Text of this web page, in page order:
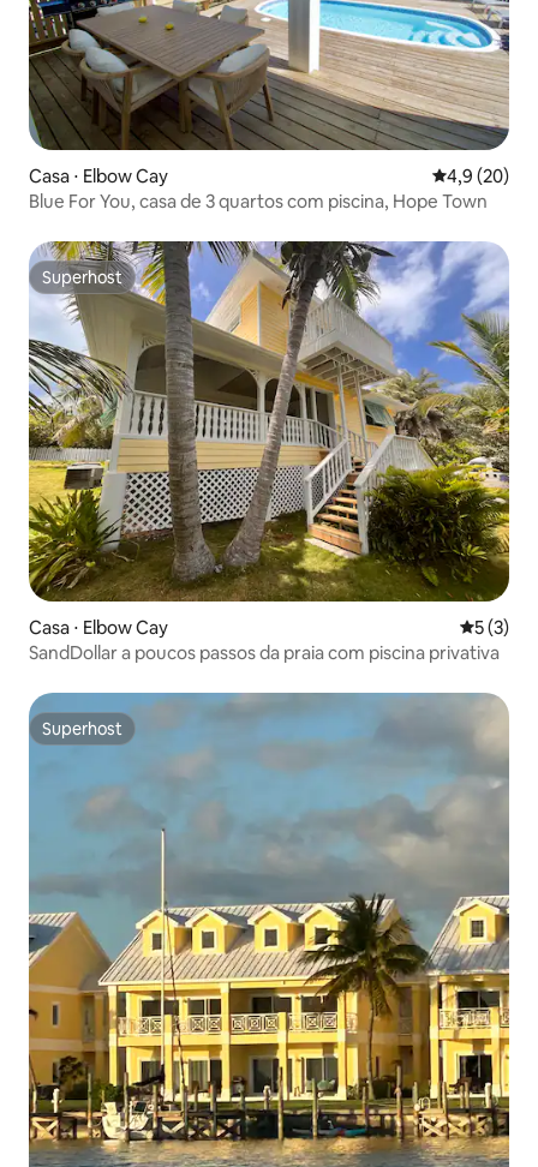
Casa ⋅ Elbow Cay 4,9 de uma
4,9 (20)
Blue For You, casa de 3 quartos com piscina, Hope Town
Superhost
Superhost
Casa ⋅ Elbow Cay 5 de
5 (3)
SandDollar a poucos passos da praia com piscina privativa
Superhost
Superhost